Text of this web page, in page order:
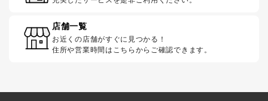
店舗一覧
お近くの店舗がすぐに見つかる！
住所や営業時間はこちらからご確認できます。